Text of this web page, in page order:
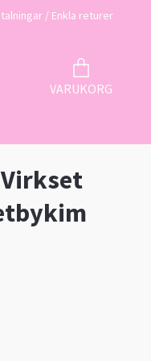
/ Enkla returer
VARUKORG
Virkset